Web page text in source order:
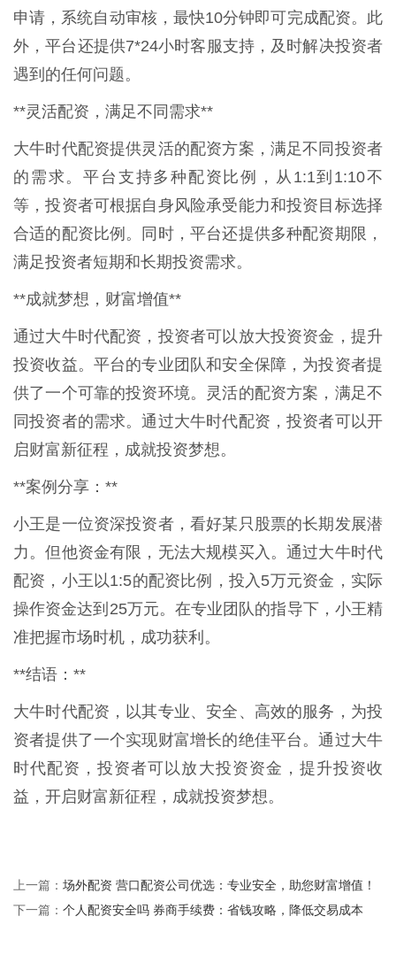
申请，系统自动审核，最快10分钟即可完成配资。此
外，平台还提供7*24小时客服支持，及时解决投资者
遇到的任何问题。
**灵活配资，满足不同需求**
大牛时代配资提供灵活的配资方案，满足不同投资者
的需求。平台支持多种配资比例，从1:1到1:10不
等，投资者可根据自身风险承受能力和投资目标选择
合适的配资比例。同时，平台还提供多种配资期限，
满足投资者短期和长期投资需求。
**成就梦想，财富增值**
通过大牛时代配资，投资者可以放大投资资金，提升
投资收益。平台的专业团队和安全保障，为投资者提
供了一个可靠的投资环境。灵活的配资方案，满足不
同投资者的需求。通过大牛时代配资，投资者可以开
启财富新征程，成就投资梦想。
**案例分享：**
小王是一位资深投资者，看好某只股票的长期发展潜
力。但他资金有限，无法大规模买入。通过大牛时代
配资，小王以1:5的配资比例，投入5万元资金，实际
操作资金达到25万元。在专业团队的指导下，小王精
准把握市场时机，成功获利。
**结语：**
大牛时代配资，以其专业、安全、高效的服务，为投
资者提供了一个实现财富增长的绝佳平台。通过大牛
时代配资，投资者可以放大投资资金，提升投资收
益，开启财富新征程，成就投资梦想。
上一篇： 场外配资 营口配资公司优选：专业安全，助您财富增值！
下一篇： 个人配资安全吗 券商手续费：省钱攻略，降低交易成本